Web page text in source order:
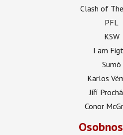
Clash of
PFL
KSW
I am
Sumó
Karlos
Jiří
Conor